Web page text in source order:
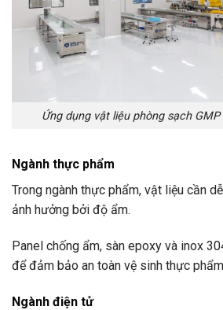
Ứng dụng vật liệu phòng sạch
Ngành thực phẩm
Trong ngành thực phẩm, vật liệu cần
ảnh hưởng bởi độ ẩm.
Panel chống ẩm, sàn epoxy và inox
để đảm bảo an toàn vệ sinh thực
Ngành điện tử